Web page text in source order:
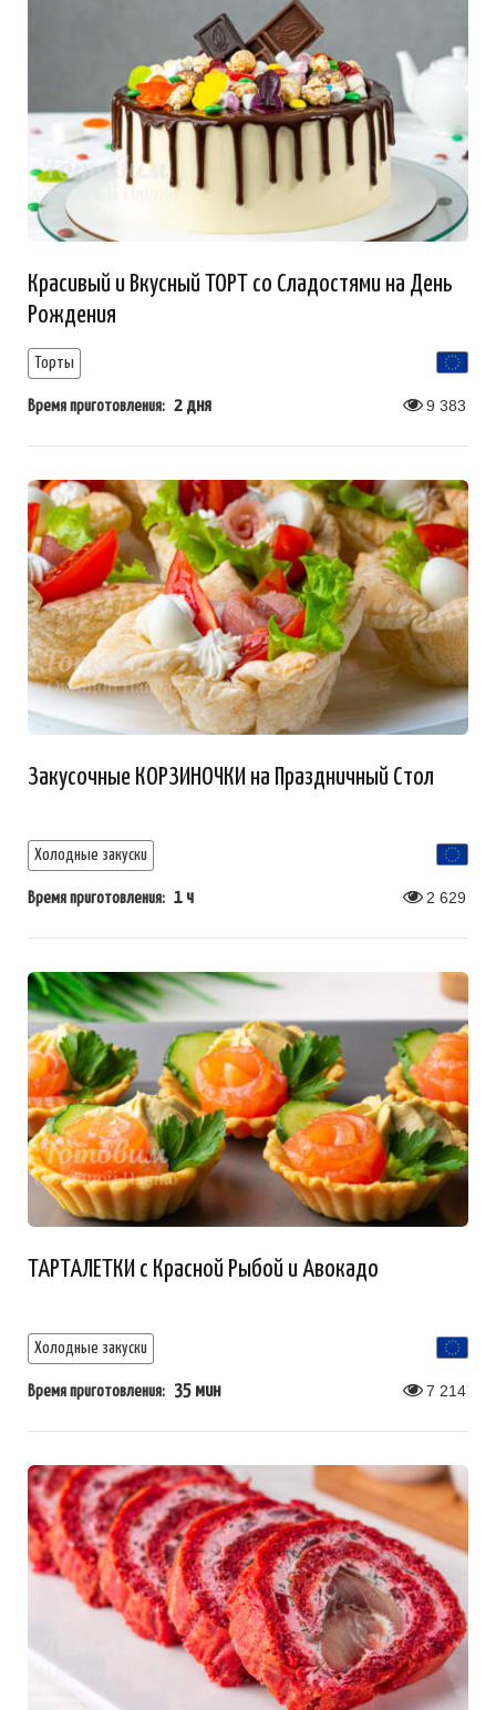
Красивый и Вкусный ТОРТ со Сладостями на День
Рождения
Торты
Время приготовления: 2 дня 9 383
Закусочные КОРЗИНОЧКИ на Праздничный Стол
Холодные закуски
Время приготовления: 1 ч 2 629
ТАРТАЛЕТКИ с Красной Рыбой и Авокадо
Холодные закуски
Время приготовления: 35 мин 7 214